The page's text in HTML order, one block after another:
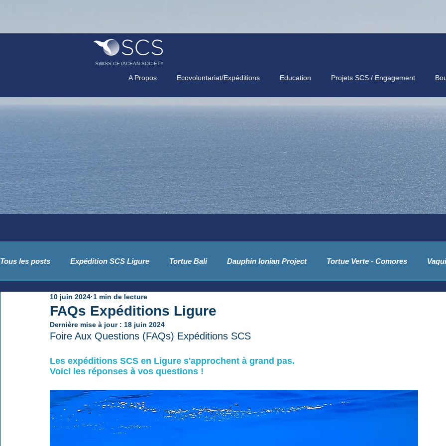
Tous les posts Expédition SCS Ligure Tortue Bali Dauphin Ionian Project Tortue Verte - Comores
Côtes Indiennes Baléares - Tursiops
Conférences séminaire conférence
FAQs Expéditions Ligure
10 juin 2024 1 min de lecture
Dernière mise à jour : 18 juin 2024
Foire Aux Questions (FAQs) Expéditions SCS
Les expéditions SCS en Ligure s'approchent à grand pas.
Voici les réponses à vos questions !
SWISS CETACEAN SOCIETY
A Propos Ecovolontariat/Expéditions Education Projets SCS / Engagement